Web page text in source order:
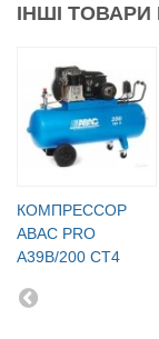
ІНШІ ТОВАРИ
КОМПРЕССОР
ABAC PRO
A39B/200 CT4